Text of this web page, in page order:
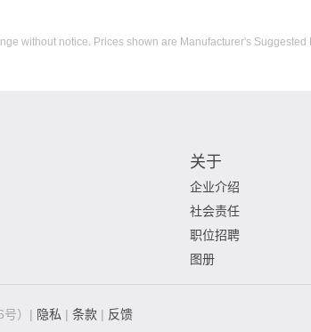
without notice. Prices shown are Manufacturer's
关于
企业介绍
社会责任
职位招聘
图册
号）| 隐私 | 条款 | 反馈